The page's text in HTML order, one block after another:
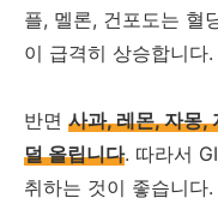
플, 멜론, 건포도는 혈
이 급격히 상승합니다.
반면 사과, 레몬, 자몽,
덜 올립니다. 따라서
취하는 것이 좋습니다.